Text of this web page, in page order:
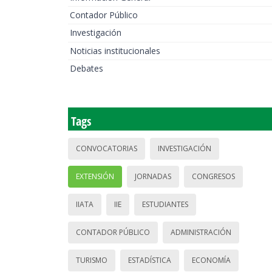
Contador Público
Investigación
Noticias institucionales
Debates
Tags
CONVOCATORIAS INVESTIGACIÓN
EXTENSIÓN JORNADAS CONGRESOS
IIATA IIE ESTUDIANTES
CONTADOR PÚBLICO ADMINISTRACIÓN
TURISMO ESTADÍSTICA ECONOMÍA